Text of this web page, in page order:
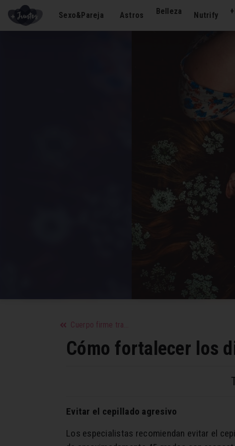
Sexo&Pareja Astros Belleza Nutrify
Cuerpo firme tras perder peso
Cómo fortalecer los
Evitar el cepillado agresivo
Los especialistas recomiendan evitar el